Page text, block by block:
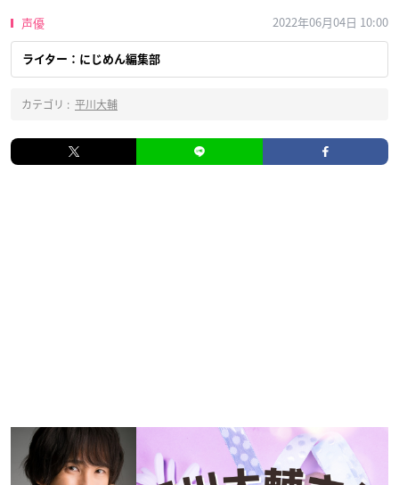
声優 2022年06月04日 10:00
ライター：にじめん編集部
カテゴリ : 平川大輔